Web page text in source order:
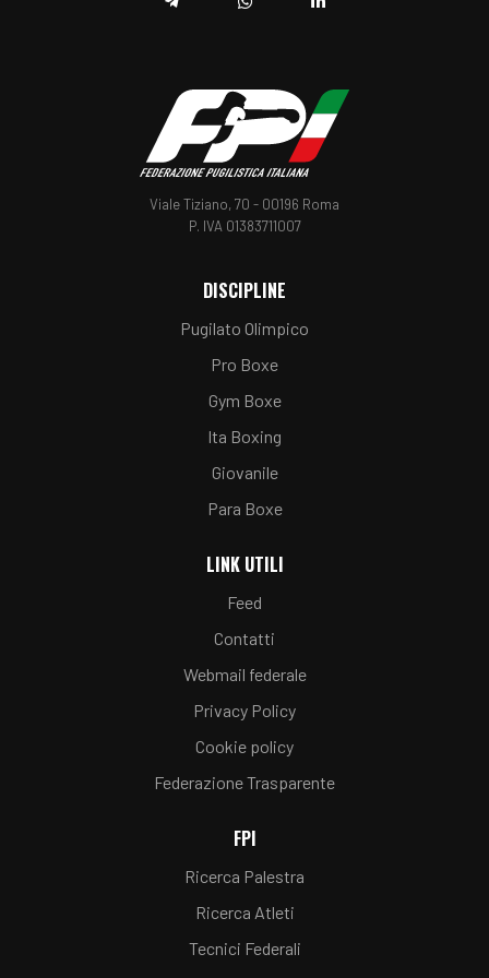
Viale Tiziano, 70 - 00196 Roma
P. IVA 01383711007
DISCIPLINE
Pugilato Olimpico
Pro Boxe
Gym Boxe
Ita Boxing
Giovanile
Para Boxe
LINK UTILI
Feed
Contatti
Webmail federale
Privacy Policy
Cookie policy
Federazione Trasparente
FPI
Ricerca Palestra
Ricerca Atleti
Tecnici Federali